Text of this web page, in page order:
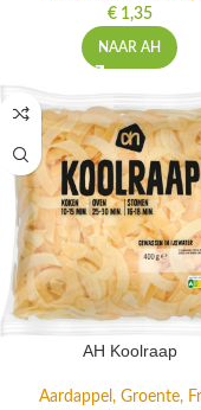
€1,35
NAAR AH
AH Koolraap
Aardappel, Groente,